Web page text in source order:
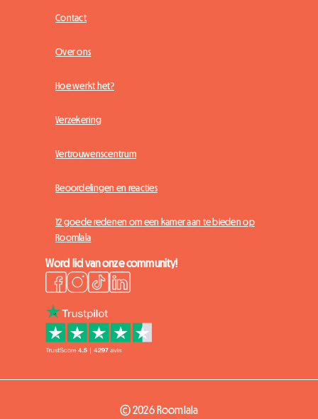
Contact
Over ons
Hoe werkt het?
Verzekering
Vertrouwenscentrum
Beoordelingen en reacties
12 goede redenen om een kamer aan te bieden op
Roomlala
Word lid van onze community!
© 2026 Roomlala